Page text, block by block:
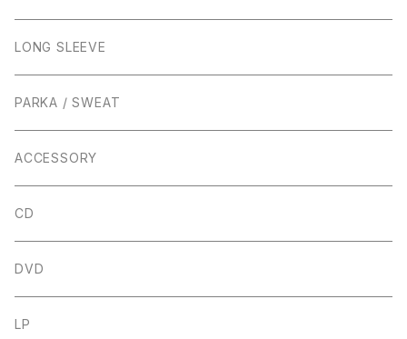
LONG SLEEVE
PARKA / SWEAT
ACCESSORY
CD
DVD
LP